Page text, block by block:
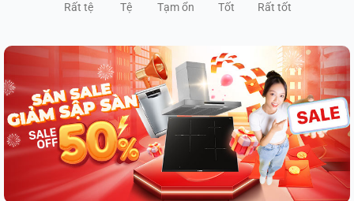
Rất tệ Tệ Tạm ổn Tốt Rất tốt